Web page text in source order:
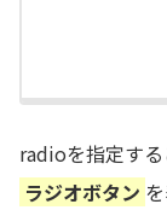
radioを指定す
ラジオボタン